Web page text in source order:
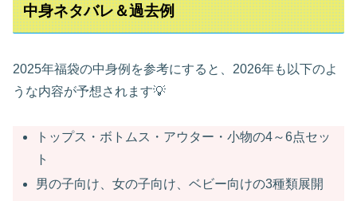
中身ネタバレ＆過去例
2025年福袋の中身例を参考にすると、2026年も以下のよ
うな内容が予想されます💡
トップス・ボトムス・アウター・小物の4～6点セッ
ト
男の子向け、女の子向け、ベビー向けの3種類展開